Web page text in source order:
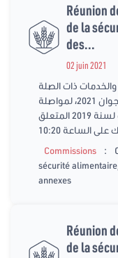
Réunion
de la
des...
02 juin 2021
والخدمات ذات الصلة
جلسة عمل، يوم الأربعاء الموافق ل03 جوان 2021، لمواصلة
النظر في فصول مشروع القانون عدد 66 لسنة 2019 المتعلق
الساعة 10:20
Commissions
:
sécurité
annexes
Réunion
de la